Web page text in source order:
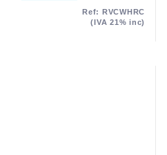
Ref: RVCWHRC
(IVA 21% inc)